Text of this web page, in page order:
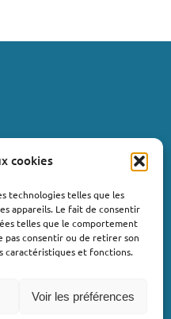
cookies
technologies telles que les
appareils. Le fait de consentir
telles que le comportement
pas consentir ou de retirer son
caractéristiques et fonctions.
Voir les préférences